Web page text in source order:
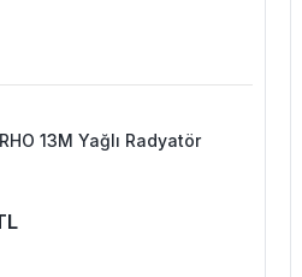
13M Yağlı Radyatör